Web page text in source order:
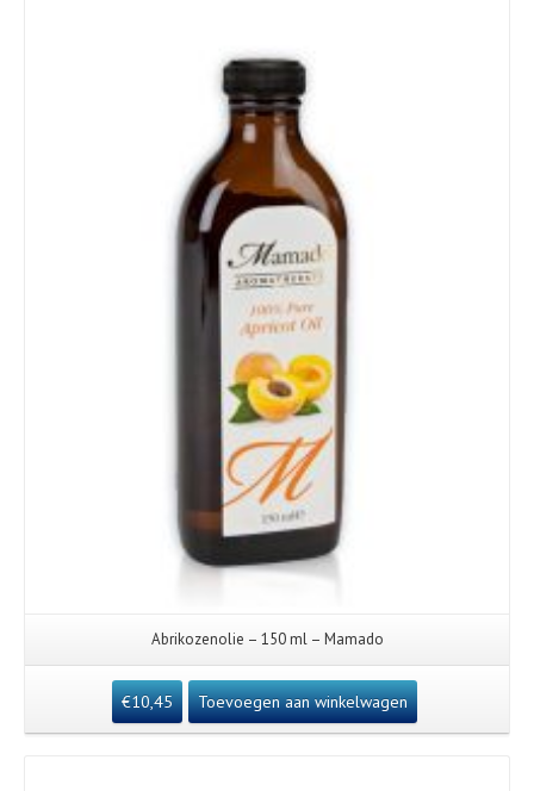
Abrikozenolie – 150 ml – Mamado
€10,45 Toevoegen aan winkelwagen